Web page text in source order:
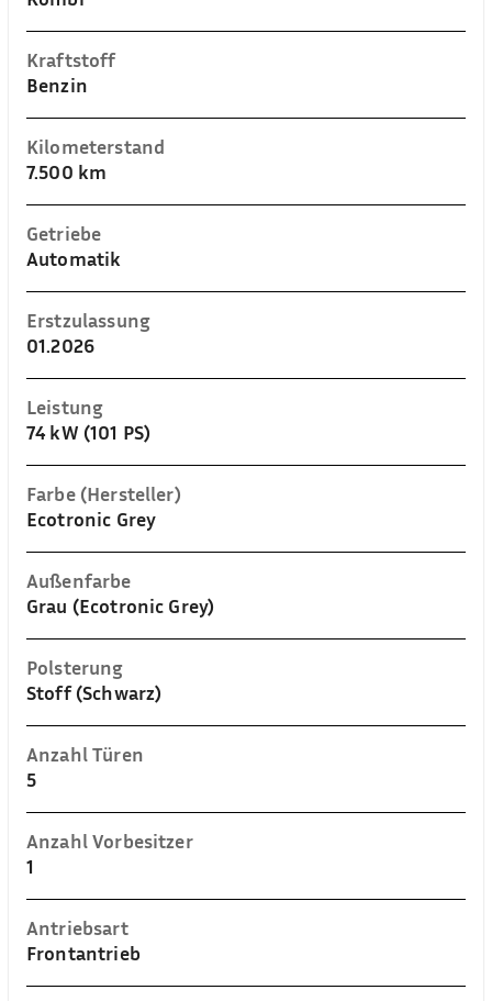
Kraftstoff
Benzin
Kilometerstand
7.500 km
Getriebe
Automatik
Erstzulassung
01.2026
Leistung
74 kW (101 PS)
Farbe (Hersteller)
Ecotronic Grey
Außenfarbe
Grau (Ecotronic Grey)
Polsterung
Stoff (Schwarz)
Anzahl Türen
5
Anzahl Vorbesitzer
1
Antriebsart
Frontantrieb